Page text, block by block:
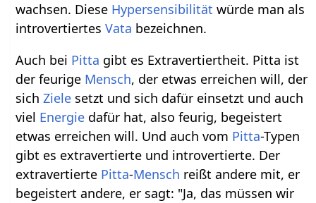
wachsen. Diese Hypersensibilität würde man als
introvertiertesVata bezeichnen.
Auch bei Pitta gibt es Extravertiertheit. Pitta ist
der feurige Mensch, der etwas erreichen will, der
sichZiele setzt und sich dafür einsetzt und auch
viel Energie dafür hat, also feurig, begeistert
etwas erreichen will. Und auch vom Pitta-Typen
gibt es extravertierte und introvertierte. Der
extravertierte Pitta-Mensch reißt andere mit, er
begeistert andere, er sagt: "Ja, das müssen wir